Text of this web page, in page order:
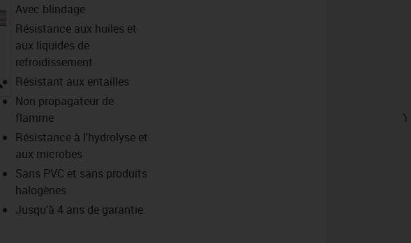
igus-icon-lupe
Avec blindage
Résistance aux huiles et
aux liquides de
refroidissement
Résistant aux entailles
Non propagateur de
flamme
Résistance à l'hydrolyse et
aux microbes
Sans PVC et sans produits
halogènes
Jusqu'à 4 ans de garantie